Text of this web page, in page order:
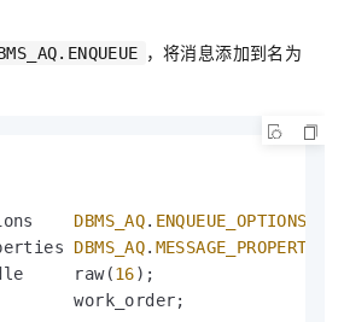
，将消息添加到名为
DBMS_AQ. ENQUEUE_OPTIONS_T
DBMS_AQ.
raw(
16);
work_order;